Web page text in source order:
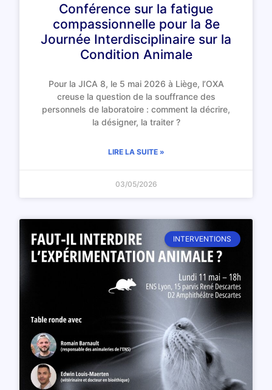
Conférence sur la fatigue
compassionnelle pour la 8e
Journée Interdisciplinaire sur la
Condition Animale
Pour la JICA 8, le 5 mai 2026 à Liège, l’OXA
creuse la question de la souffrance des
personnels de laboratoire : comment la décrire,
la désigner, la traiter ?
LIRE LA SUITE »
03/05/2026
INTERVENTIONS